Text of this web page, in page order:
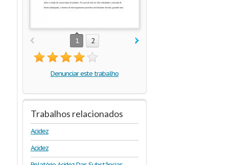
1 2
Denunciar este trabalho
Trabalhos relacionados
Acidez
Acidez